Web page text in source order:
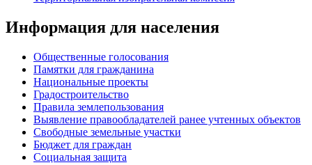
Информация для населения
Общественные голосования
Памятки для гражданина
Национальные проекты
Градостроительство
Правила землепользования
Выявление правообладателей ранее учтенных объектов
Свободные земельные участки
Бюджет для граждан
Социальная защита